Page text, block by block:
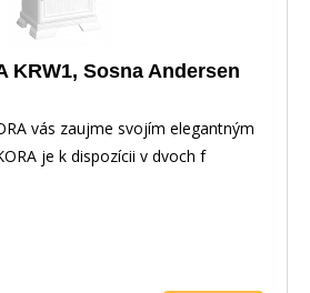
KRW1, Sosna Andersen
vás zaujme svojím elegantným
je k dispozícii v dvoch f